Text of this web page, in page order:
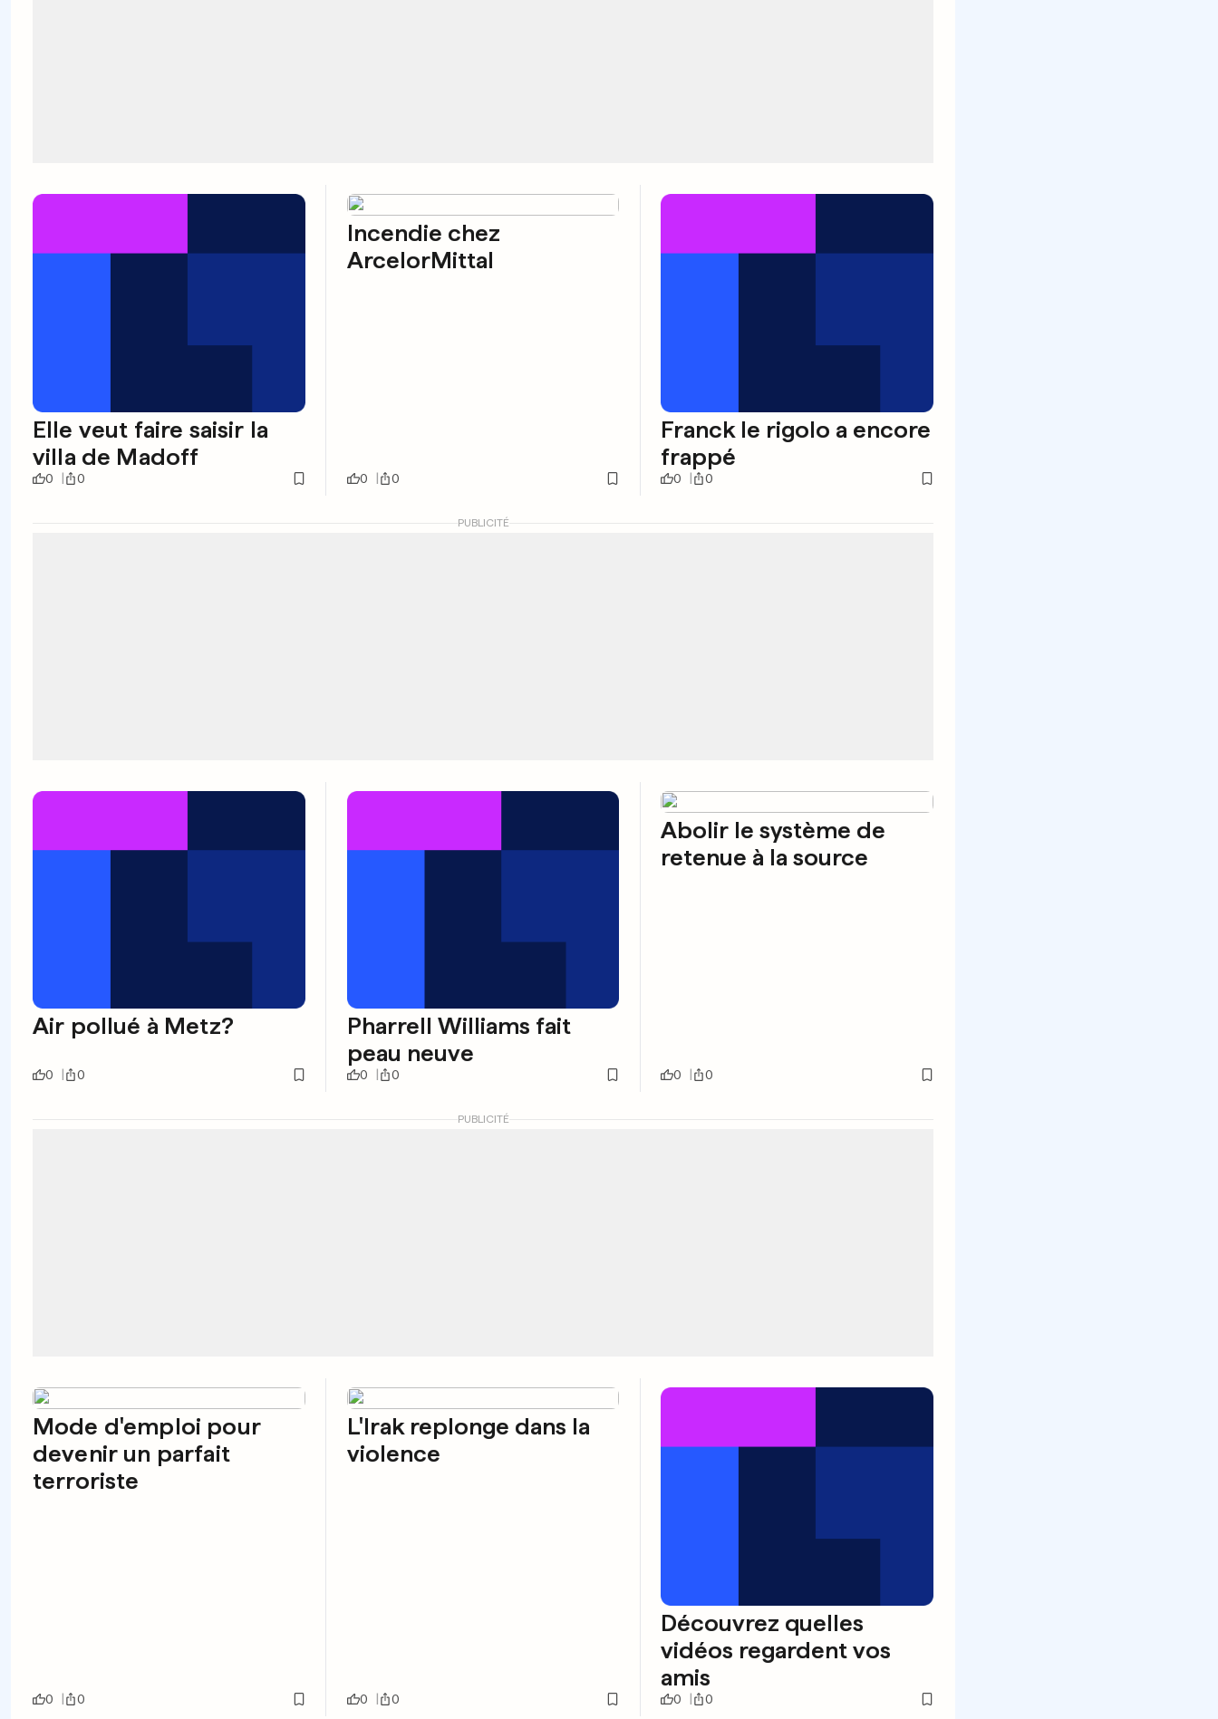
Elle veut faire saisir la
villa de Madoff
0 0
Incendie chez
ArcelorMittal
0 0
Franck le rigolo a encore
frappé
0 0
PUBLICITÉ
Air pollué à Metz?
0 0
Pharrell Williams fait
peau neuve
0 0
Abolir le système de
retenue à la source
0 0
PUBLICITÉ
Mode d'emploi pour
devenir un parfait
terroriste
0 0
L'Irak replonge dans la
violence
0 0
Découvrez quelles
vidéos regardent vos
amis
0 0